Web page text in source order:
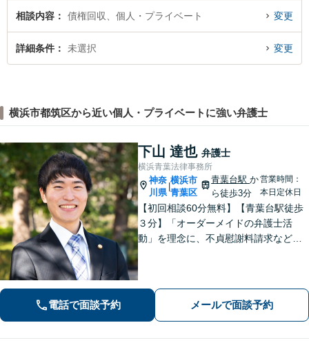
相談内容 債権回収、個人・プライベート 変更
詳細条件 未選択 変更
横浜市都筑区から近い個人・プライベートに強い弁護士
下山 達也 弁護士
横浜青葉法律事務所
神奈
川県
横浜市
青葉区
青葉台駅か
ら徒歩3分
営業時間：
本日定休日
【初回相談60分無料】【青葉台駅徒歩
３分】「オーダーメイドの弁護士活
動」を理念に、不貞慰謝料請求などの
債務整理は何度でも相談無料【夜間・
土日相談可】
電話で面談予約 メールで面談予約